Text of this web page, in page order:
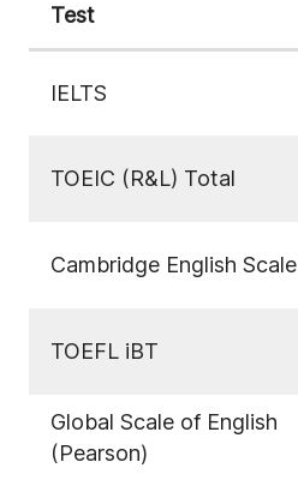
Test
IELTS
TOEIC (R&L) Total
Cambridge English Scale
TOEFL iBT
Global Scale of English
(Pearson)